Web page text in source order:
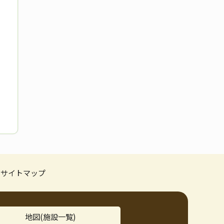
サイトマップ
地図(施設一覧)